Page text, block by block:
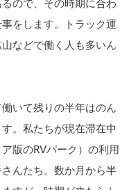
ので、その時期に合わ
をします。トラック運
などで働く人も多いん
いて残りの半年はのん
。私たちが現在滞在中
版のRVパーク）の利用
んたち。数か月から半